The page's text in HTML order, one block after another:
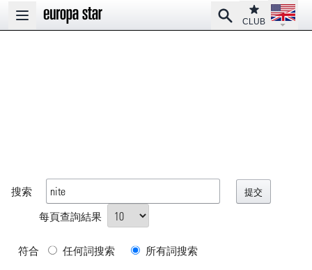
Open main menu
SearchClub
CLUB
Open
搜索
每頁查詢結果
符合 任何詞搜索 所有詞搜索